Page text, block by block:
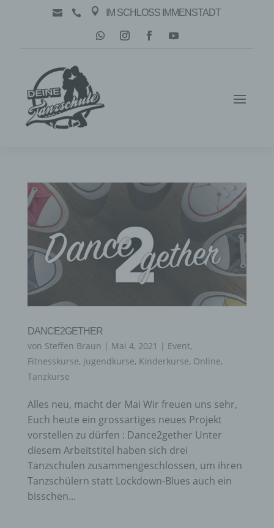
   IM SCHLOSS IMMENSTADT
DANCE2GETHER
von Steffen Braun | Mai 4, 2021 | Event,
Fitnesskurse, Jugendkurse, Kinderkurse, Online,
Tanzkurse
Alles neu, macht der Mai Wir freuen uns sehr,
Euch heute ein grossartiges neues Projekt
vorstellen zu dürfen : Dance2gether Unter
diesem Arbeitstitel haben sich drei
Tanzschulen zusammengeschlossen, um ihren
Tanzschülern statt Lockdown-Blues auch ein
bisschen...